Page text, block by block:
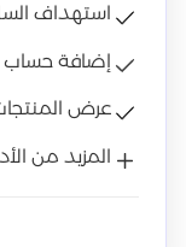
استهداف
إضافة
عرض
المزيد من